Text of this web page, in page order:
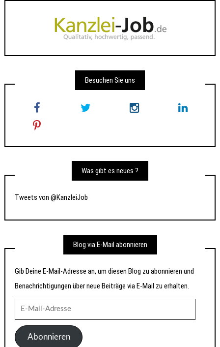
Besuchen Sie uns
Was gibt es neues ?
Tweets von @KanzleiJob
Blog via E-Mail abonnieren
Gib Deine E-Mail-Adresse an, um diesen Blog zu abonnieren und
Benachrichtigungen über neue Beiträge via E-Mail zu erhalten.
Mail-
AdresseAbonnieren